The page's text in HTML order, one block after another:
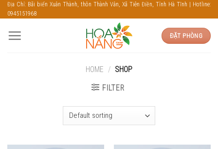
Skip
to
content
Địa Chỉ: Bãi biển Xuân Thành, thôn Thành Vân, Xã Tiên Điền, Tỉnh Hà Tĩnh | Hotline:
0945151968
ĐẶT PHÒNG
HOME / SHOP
FILTER